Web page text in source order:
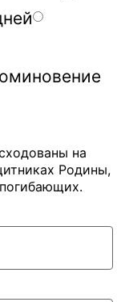
на
Родины,